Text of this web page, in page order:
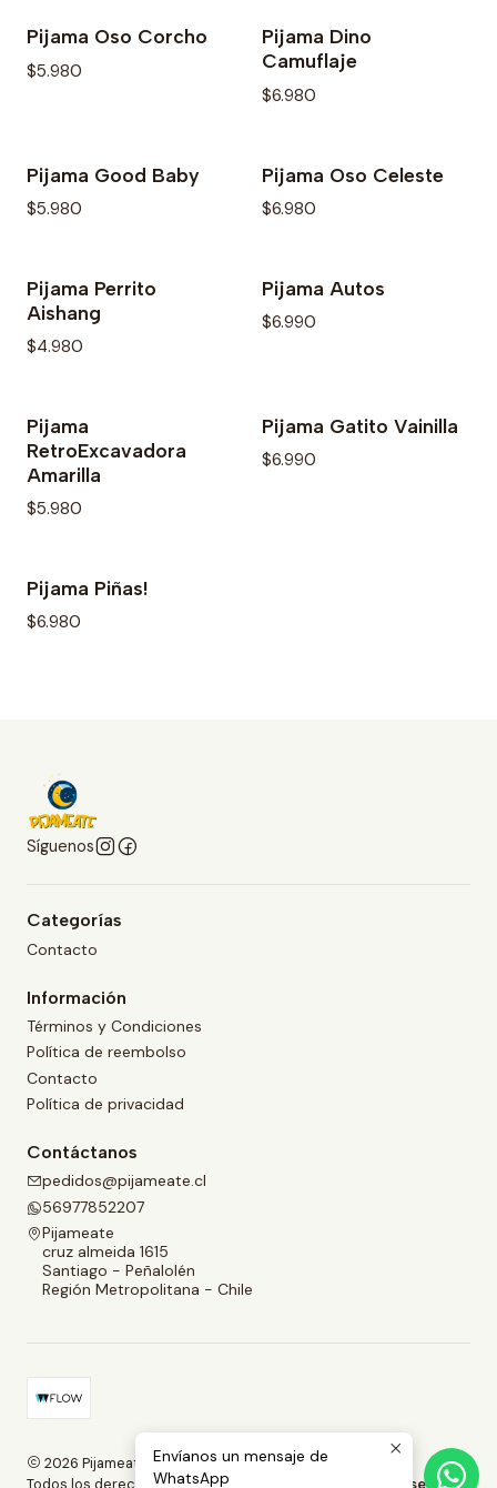
Pijama Oso Corcho
$5.980
Pijama Dino
Camuflaje
$6.980
Pijama Good Baby
$5.980
Pijama Oso Celeste
$6.980
Pijama Perrito
Aishang
$4.980
Pijama Autos
$6.990
Pijama
RetroExcavadora
Amarilla
$5.980
Pijama Gatito Vainilla
$6.990
Pijama Piñas!
$6.980
Síguenos
Categorías
Contacto
Información
Términos y Condiciones
Política de reembolso
Contacto
Política de privacidad
Contáctanos
pedidos@pijameate.cl
56977852207
Pijameate
cruz almeida 1615
Santiago - Peñalolén
Región Metropolitana - Chile
2026 Pijameate.
Envíanos un mensaje de
WhatsApp